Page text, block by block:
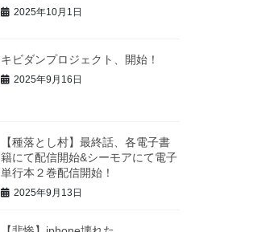
2025年10月1日
キビダンプロジェクト、開始！
2025年9月16日
【種落とし村】最終話、各電子書
籍にて配信開始&シーモアにて電子
単行本２巻配信開始！
2025年9月13日